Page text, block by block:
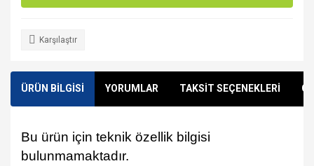
Karşılaştır
ÜRÜN BİLGİSİ YORUMLAR TAKSİT SEÇENEKLERİ
Bu ürün için teknik özellik bilgisi
bulunmamaktadır.